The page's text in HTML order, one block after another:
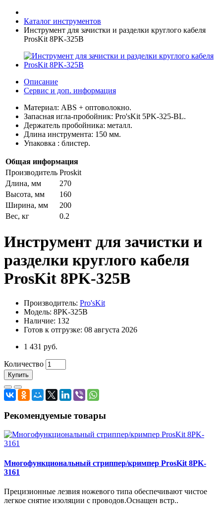
Каталог инструментов
Инструмент для зачистки и разделки круглого кабеля
ProsKit 8PK-325B
Описание
Сервис и доп. информация
Материал: ABS + оптоволокно.
Запасная игла-пробойник: Pro'sKit 5PK-325-BL.
Держатель пробойника: металл.
Длина инструмента: 150 мм.
Упаковка : блистер.
Общая информация
Производитель Proskit
Длина, мм
270
Высота, мм
160
Ширина, мм
200
Вес, кг
0.2
Инструмент для зачистки и
разделки круглого кабеля
ProsKit 8PK-325B
Производитель: Pro'sKit
Модель: 8PK-325B
Наличие: 132
Готов к отгрузке: 08 августа 2026
1 431 руб.
Количество
Купить
Рекомендуемые товары
Многофункциональный стриппер/кримпер ProsKit 8PK-
3161
Прецизионные лезвия ножевого типа обеспечивают чистое
легкое снятие изоляции с проводов.Оснащен встр..